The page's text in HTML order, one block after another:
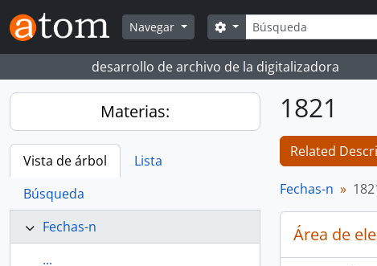
Skip to main content
Navegar
Búsqueda
Search options
desarrollo de archivo de la digitalizadora
Materias:
Vista de árbol
Lista
Búsqueda
Fechas-n
...
1821
Related
Fechas-n
Área de